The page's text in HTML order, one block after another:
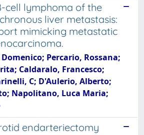
cell lymphoma of the
liver metastasis:
mimicking metastatic
Domenico; Percario, Rossana;
Caldaralo, Francesco;
C; D'Aulerio, Alberto;
Napolitano, Luca Maria;
endarteriectomy